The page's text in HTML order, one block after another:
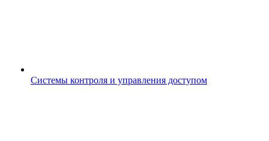
Системы контроля и управления доступом